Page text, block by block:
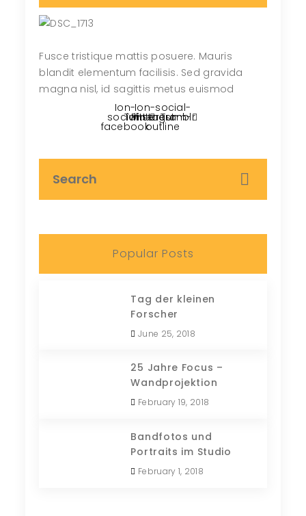
Fusce tristique mattis posuere. Mauris
blandit elementum facilisis. Sed gravida
magna nisl, id sagittis metus euismod
Ion-
social-
facebook
Twitter
Pinterest
Ion-social-
instagram-
outline
Tumblr
Popular Posts
Tag der kleinen
Forscher
June 25, 2018
25 Jahre Focus –
Wandprojektion
February 19, 2018
Bandfotos und
Portraits im Studio
February 1, 2018